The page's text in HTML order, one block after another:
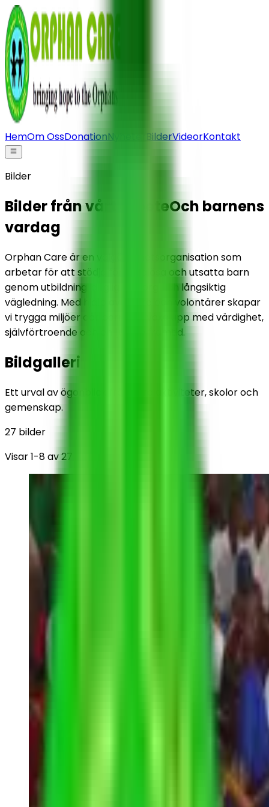
HemOm OssDonationNyheter BilderVideorKontakt
Bilder
Bilder från vårt arbeteOch barnens
vardag
Orphan Care är en välgörenhetsorganisation som
arbetar för att stödja föräldralösa och utsatta barn
genom utbildning, daglig omsorg och långsiktig
vägledning. Med hjälp av givare och volontärer skapar
vi trygga miljöer där barn kan växa upp med värdighet,
självförtroende och en ljusare framtid.
Bildgalleri
Ett urval av ögonblick från våra aktiviteter, skolor och
gemenskap.
27 bilder
Visar1-8av27